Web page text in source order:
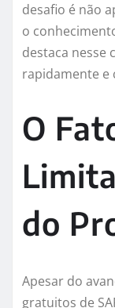
desafio é não
o
destaca nesse
rapidamente e
O
do
Apesar do
gratuitos de